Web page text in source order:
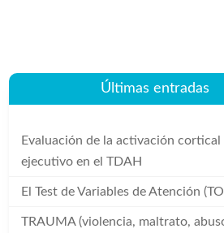
Últimas entradas
Evaluación de la activación cortical
ejecutivo en el TDAH
El Test de Variables de Atención
TRAUMA (violencia, maltrato,